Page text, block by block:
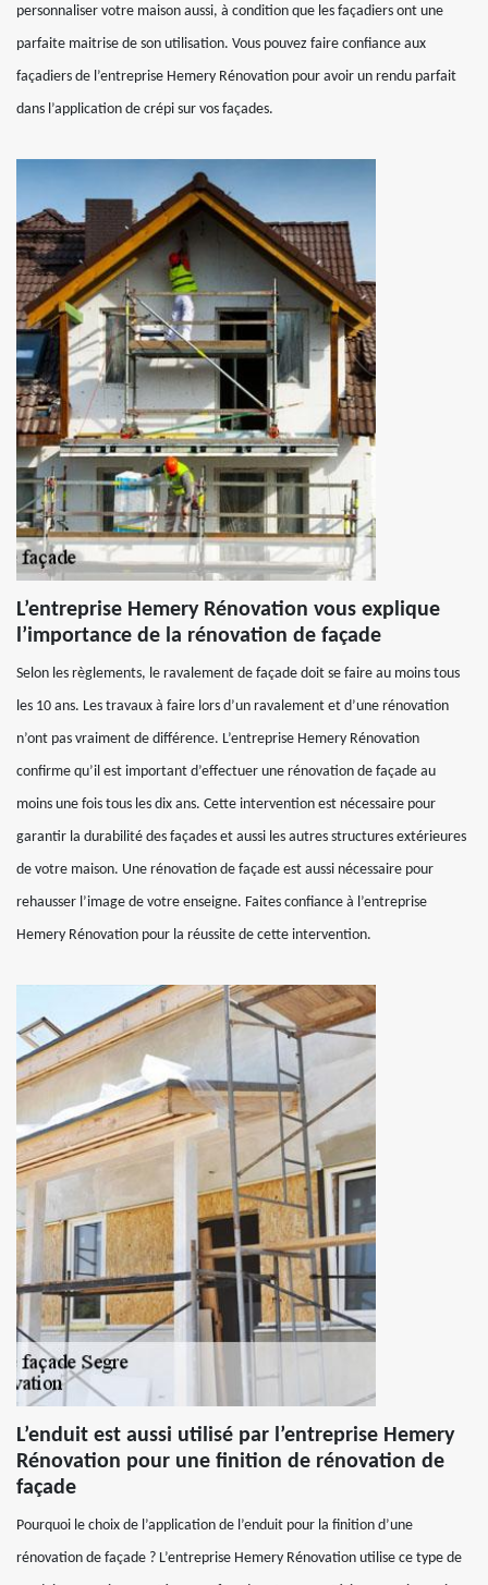
personnaliser votre maison aussi, à condition que les façadiers ont une
parfaite maitrise de son utilisation. Vous pouvez faire confiance aux
façadiers de l’entreprise Hemery Rénovation pour avoir un rendu parfait
dans l’application de crépi sur vos façades.
L’entreprise Hemery Rénovation vous explique
l’importance de la rénovation de façade
Selon les règlements, le ravalement de façade doit se faire au moins tous
les 10 ans. Les travaux à faire lors d’un ravalement et d’une rénovation
n’ont pas vraiment de différence. L’entreprise Hemery Rénovation
confirme qu’il est important d’effectuer une rénovation de façade au
moins une fois tous les dix ans. Cette intervention est nécessaire pour
garantir la durabilité des façades et aussi les autres structures extérieures
de votre maison. Une rénovation de façade est aussi nécessaire pour
rehausser l’image de votre enseigne. Faites confiance à l’entreprise
Hemery Rénovation pour la réussite de cette intervention.
L’enduit est aussi utilisé par l’entreprise Hemery
Rénovation pour une finition de rénovation de
façade
Pourquoi le choix de l’application de l’enduit pour la finition d’une
rénovation de façade ? L’entreprise Hemery Rénovation utilise ce type de